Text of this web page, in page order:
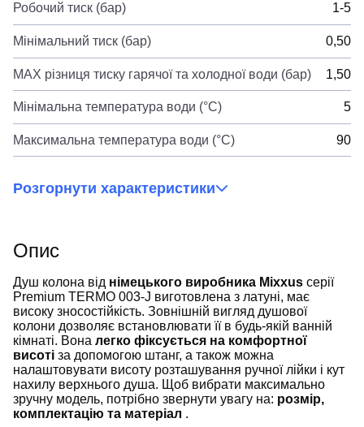
Робочий тиск (бар) 1-5
Мінімальний тиск (бар) 0,50
MAX різниця тиску гарячої та холодної води (бар) 1,50
Мінімальна температура води (°C) 5
Максимальна температура води (°C) 90
Розгорнути характеристики
Опис
Душ колона від німецького виробника Mixxus серії
Premium TERMO 003-J виготовлена ​​з латуні, має
високу зносостійкість. Зовнішній вигляд душової
колони дозволяє встановлювати її в будь-якій ванній
кімнаті. Вона легко фіксується на комфортної
висоті за допомогою штанг, а також можна
налаштовувати висоту розташування ручної лійки і кут
нахилу верхнього душа. Щоб вибрати максимально
зручну модель, потрібно звернути увагу на: розмір,
комплектацію та матеріал .